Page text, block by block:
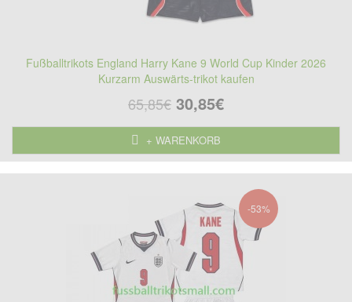
Fußballtrikots England Harry Kane 9 World Cup Kinder 2026
Kurzarm Auswärts-trikot kaufen
65,85€ 30,85€
+ WARENKORB
-53%